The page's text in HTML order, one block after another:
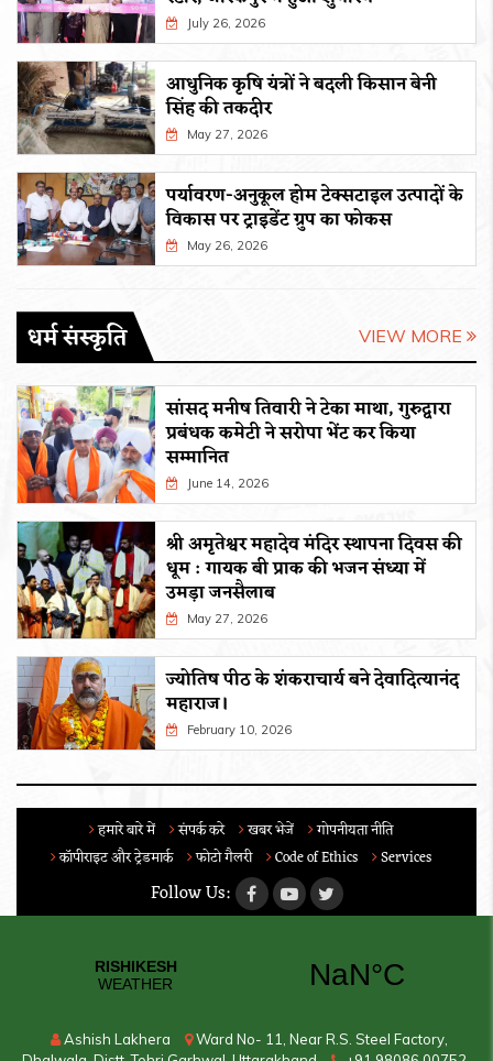
July 26, 2026
आधुनिक कृषि यंत्रों ने बदली किसान बेनी
सिंह की तकदीर
May 27, 2026
पर्यावरण-अनुकूल होम टेक्सटाइल उत्पादों के
विकास पर ट्राइडेंट ग्रुप का फोकस
May 26, 2026
धर्म संस्कृति VIEW MORE
सांसद मनीष तिवारी ने टेका माथा, गुरुद्वारा
प्रबंधक कमेटी ने सरोपा भेंट कर किया
सम्मानित
June 14, 2026
श्री अमृतेश्वर महादेव मंदिर स्थापना दिवस की
धूम : गायक बी प्राक की भजन संध्या में
उमड़ा जनसैलाब
May 27, 2026
ज्योतिष पीठ के शंकराचार्य बने देवादित्यानंद
महाराज।
February 10, 2026
हमारे बारे में संपर्क करे खबर भेजें
गोपनीयता नीति
कॉपीराइट और ट्रेडमार्क
फोटो गैलरी Code of Ethics Services
Follow Us:
Ashish Lakhera
Ward No- 11, Near R.S. Steel Factory,